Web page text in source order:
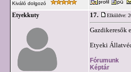
Kiváló dolgozó
Etyekkuty 17. Elküldve:
Gazdikeresők
Etyeki
Fórumunk
Képtár